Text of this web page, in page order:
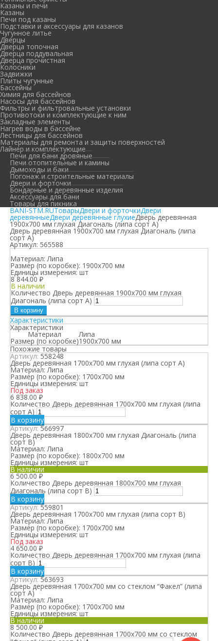
Казаны и печи
Казаны
Печи под казаны
Подставки и аксессуары для казанов
Чугунное литье
Дверцы
Дверца топочная
Дверца поддувальная
Дверца прочистная
Колосники
Задвижки
Плиты чугунные
Бассейны
Химия для бассейнов
Насосы для бассейнов
Фильтры и фильтровальные установки
Противотоки и комплектующие к ним
Закладные элементы
Нагрев воды в бассейне
Лестницы для бассейнов
Материалы для ремонта и защиты поверхностей
Лайнер и комплектующие
Печи для бани дровяные
Печи отопительные и камины
Дымоходы и баки
Погонаж и строительные материалы
Двери и форточки
Бондарные и деревянные изделия
Аксессуары для бани
Товары для пикника
BANI-STM.RUТоварыДвери и форточкиДвери
деревянныеДвери деревянные глухиеДверь деревянная
1900х700 мм глухая Диагональ (липа сорт А)
Дверь деревянная 1900х700 мм глухая Диагональ (липа
сорт А)
Артикул: 565588
Материал: Липа
Размер (по коробке): 1900х700 мм
Единицы измерения:шт
8 844.00 ₽
В наличии
Количество Дверь деревянная 1900х700 мм глухая
Диагональ (липа сорт А)
В корзину
Характеристики
Характеристики
Материал Липа
Размер (по коробке)1900х700 мм
Похожие товары
Артикул:558248
Дверь деревянная 1700х700 мм глухая (липа сорт А)
Материал: Липа
Размер (по коробке): 1700х700 мм
Единицы измерения:шт
Под заказ
6 838.00 ₽
Количество Дверь деревянная 1700х700 мм глухая (липа
сорт А)
В корзину
Артикул:566997
Дверь деревянная 1800х700 мм глухая Диагональ (липа
сорт В)
Материал: Липа
Размер (по коробке): 1800х700 мм
Единицы измерения:шт
В наличии
6 500.00₽
Количество Дверь деревянная 1800х700 мм глухая
Диагональ (липа сорт В)
В корзину
Артикул:559801
Дверь деревянная 1700х700 мм глухая (липа сорт В)
Материал: Липа
Размер (по коробке): 1700х700 мм
Единицы измерения:шт
Под заказ
4 650.00 ₽
Количество Дверь деревянная 1700х700 мм глухая (липа
сорт В)
В корзину
Артикул:563693
Дверь деревянная 1700х700 мм со стеклом “Факел” (липа
сорт А)
Материал: Липа
Размер (по коробке): 1700х700 мм
Единицы измерения:шт
В наличии
8 500.00₽
Количество Дверь деревянная 1700х700 мм со стеклом